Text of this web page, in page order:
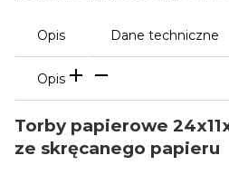
Opis Dane techniczne
Opis
Torby papierowe
ze skręcanego papieru